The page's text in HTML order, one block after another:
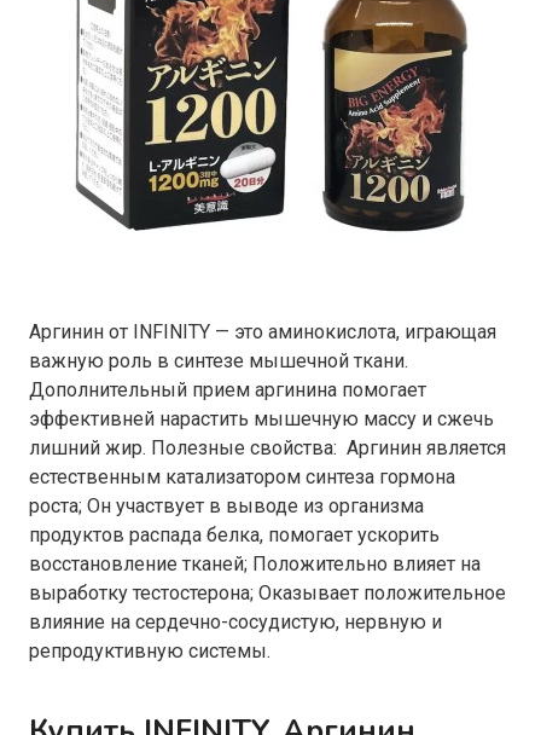
Аргинин от INFINITY — это аминокислота, играющая
важную роль в синтезе мышечной ткани.
Дополнительный прием аргинина помогает
эффективней нарастить мышечную массу и сжечь
лишний жир. Полезные свойства: Аргинин является
естественным катализатором синтеза гормона
роста; Он участвует в выводе из организма
продуктов распада белка, помогает ускорить
восстановление тканей; Положительно влияет на
выработку тестостерона; Оказывает положительное
влияние на сердечно-сосудистую, нервную и
репродуктивную системы.